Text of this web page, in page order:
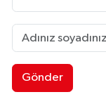
Gönder